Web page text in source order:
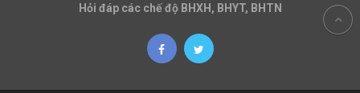
Hỏi đáp các chế độ BHXH, BHYT, BHTN